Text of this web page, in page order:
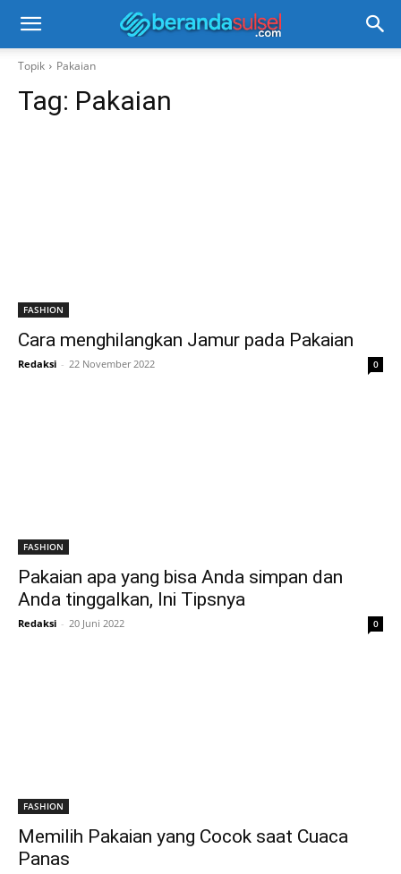
Topik Pakaian
Tag: Pakaian
FASHION
Cara menghilangkan Jamur pada Pakaian
Redaksi - 22 November 2022 0
FASHION
Pakaian apa yang bisa Anda simpan dan
Anda tinggalkan, Ini Tipsnya
Redaksi - 20 Juni 2022 0
FASHION
Memilih Pakaian yang Cocok saat Cuaca
Panas